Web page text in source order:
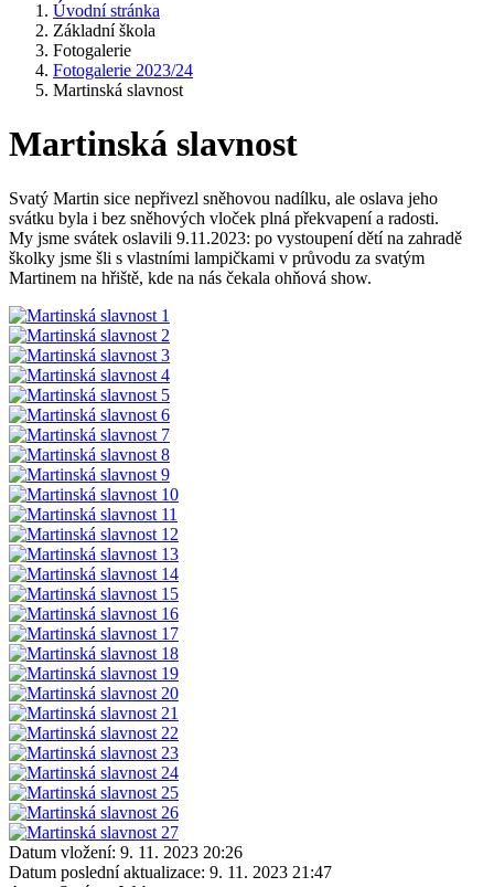
Úvodní stránka
Základní škola
Fotogalerie
Fotogalerie 2023/24
Martinská slavnost
Martinská slavnost
Svatý Martin sice nepřivezl sněhovou nadílku, ale oslava jeho
svátku byla i bez sněhových vloček plná překvapení a radosti.
My jsme svátek oslavili 9.11.2023: po vystoupení dětí na zahradě
školky jsme šli s vlastními lampičkami v průvodu za svatým
Martinem na hřiště, kde na nás čekala ohňová show.
Datum vložení: 9. 11. 2023 20:26
Datum poslední aktualizace: 9. 11. 2023 21:47